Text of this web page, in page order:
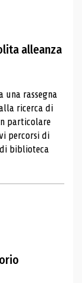
alleanza
una rassegna
ricerca di
particolare
percorsi di
di biblioteca